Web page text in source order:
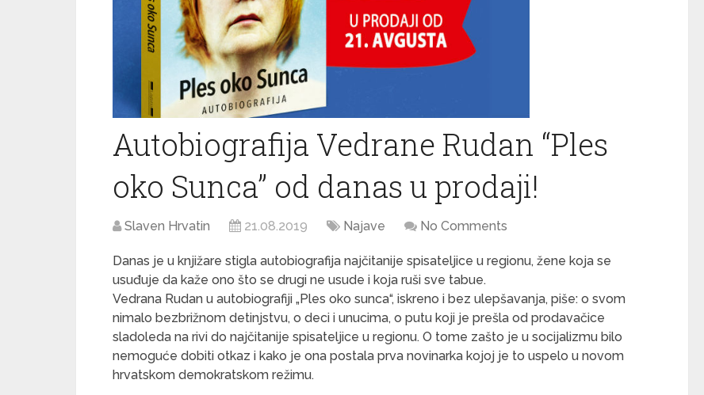
Autobiografija Vedrane Rudan “Ples
oko Sunca” od danas u prodaji!
Slaven Hrvatin 21.08.2019 Najave No Comments
Danas je u knjižare stigla autobiografija najčitanije spisateljice u regionu, žene koja se
usuđuje da kaže ono što se drugi ne usude i koja ruši sve tabue.
Vedrana Rudan u autobiografiji „Ples oko sunca“, iskreno i bez ulepšavanja, piše: o svom
nimalo bezbrižnom detinjstvu, o deci i unucima, o putu koji je prešla od prodavačice
sladoleda na rivi do najčitanije spisateljice u regionu. O tome zašto je u socijalizmu bilo
nemoguće dobiti otkaz i kako je ona postala prva novinarka kojoj je to uspelo u novom
hrvatskom demokratskom režimu.